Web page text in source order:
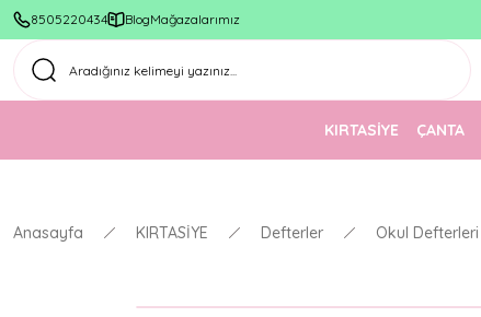
8505220434 BlogMağazalarımız
KIRTASİYE ÇANTA
Anasayfa KIRTASİYE Defterler Okul Defterleri